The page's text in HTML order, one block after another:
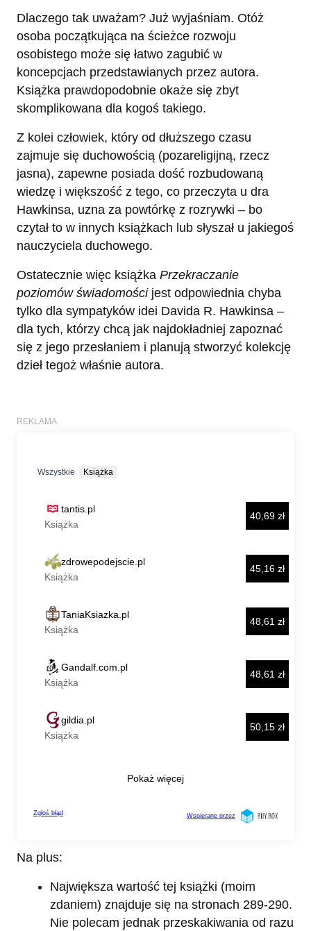
Dlaczego tak uważam? Już wyjaśniam. Otóż
osoba początkująca na ścieżce rozwoju
osobistego może się łatwo zagubić w
koncepcjach przedstawianych przez autora.
Książka prawdopodobnie okaże się zbyt
skomplikowana dla kogoś takiego.
Z kolei człowiek, który od dłuższego czasu
zajmuje się duchowością (pozareligijną, rzecz
jasna), zapewne posiada dość rozbudowaną
wiedzę i większość z tego, co przeczyta u dra
Hawkinsa, uzna za powtórkę z rozrywki – bo
czytał to w innych książkach lub słyszał u jakiegoś
nauczyciela duchowego.
Ostatecznie więc książka Przekraczanie
poziomów świadomościjest odpowiednia chyba
tylko dla sympatyków idei Davida R. Hawkinsa –
dla tych, którzy chcą jak najdokładniej zapoznać
się z jego przesłaniem i planują stworzyć kolekcję
dzieł tegoż właśnie autora.
Na plus:
Największa wartość tej książki (moim
zdaniem) znajduje się na stronach 289-290.
Nie polecam jednak przeskakiwania od razu